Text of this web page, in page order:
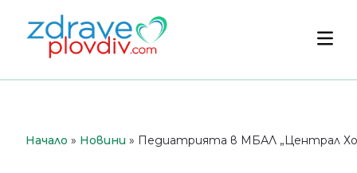
съдържанието
Начало » Новини » Педиатрията в МБАЛ „Централ